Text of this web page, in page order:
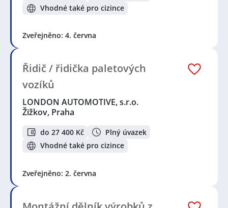
Vhodné také pro cizince
Zveřejněno: 4. června
Řidič / řidička paletových
vozíků
LONDON AUTOMOTIVE, s.r.o.
Žižkov, Praha
do 27 400 Kč
Plný úvazek
Vhodné také pro cizince
Zveřejněno: 2. června